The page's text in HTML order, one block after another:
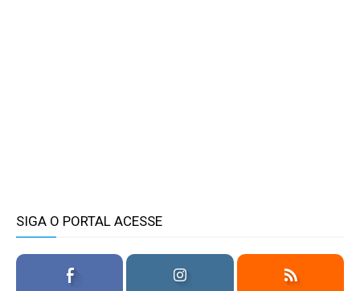
SIGA O PORTAL ACESSE